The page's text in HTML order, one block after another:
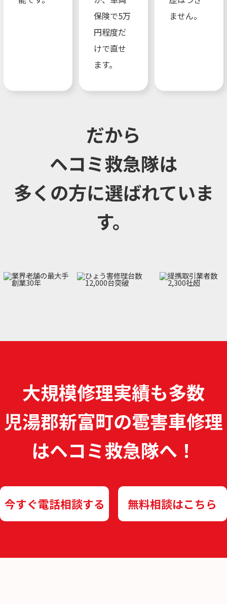
保険で5万
円程度だ
けで直せ
ます。
ません。
だから
ヘコミ救急隊は
多くの方に選ばれていま
す。
大規模修理実績も多数
児湯郡新富町の雹害車修理
はヘコミ救急隊へ！
今すぐ電話相談する 無料相談はこちら